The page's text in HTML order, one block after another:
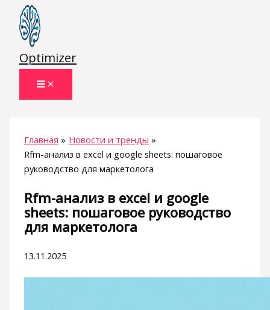
Перейти
содержимому
Optimizer
Главная
Новости и тренды
Rfm-анализ в excel и google sheets: пошаговое
руководство для маркетолога
Rfm-анализ в excel и google
sheets: пошаговое руководство
для маркетолога
13.11.2025